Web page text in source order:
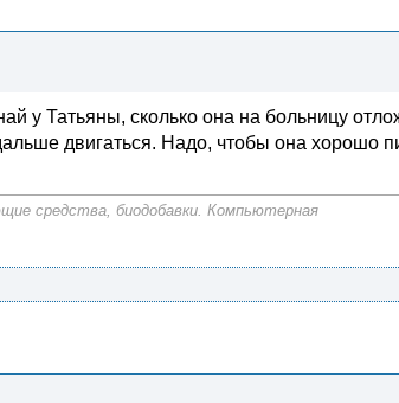
у Татьяны, сколько она на больницу
двигаться. Надо, чтобы она хорошо
средства, биодобавки. Компьютерная